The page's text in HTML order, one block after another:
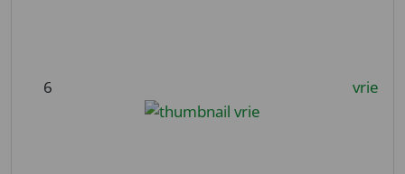
6 vrie